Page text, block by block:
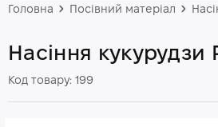
Головна Посівний матеріал
Насіння кукурудзи
Код товару: 199